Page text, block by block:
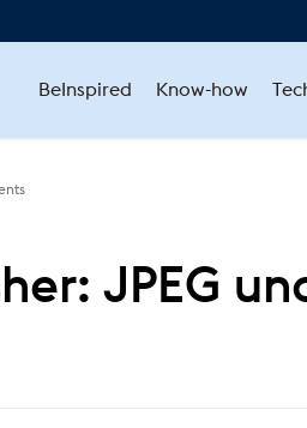
BeInspired Know-how
JPEG